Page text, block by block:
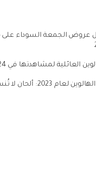
عروض الجمعة السوداء على
العائلية لمشاهدتها في 2024
2023: ألحان لا تُنسى